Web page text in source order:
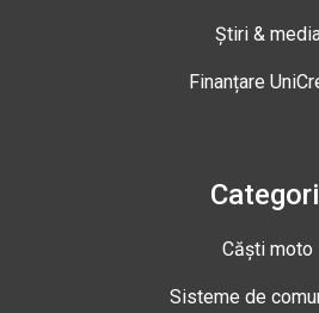
Știri &
Finanțare
Căști moto
Sisteme de